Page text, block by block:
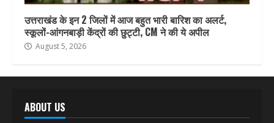
उत्तराखंड के इन 2 जिलों में आज बहुत भारी बारिश का अलर्ट,
स्कूलों-आंगनबाड़ी केंद्रों की छुट्टी, CM ने की ये अपील
August 5, 2026
ABOUT US